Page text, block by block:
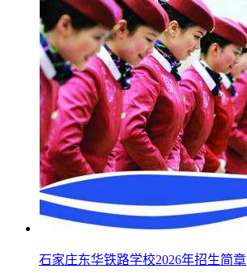
石家庄东华铁路学校2026年招生简章